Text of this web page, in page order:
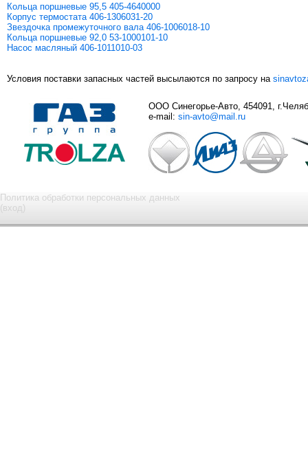
Кольца поршневые 95,5 405-4640000
Корпус термостата 406-1306031-20
Звездочка промежуточного вала 406-1006018-10
Кольца поршневые 92,0 53-1000101-10
Насос масляный 406-1011010-03
Условия поставки запасных частей высылаются по запросу на
ООО Синегорье-Авто, 454091,
e-mail: sin-avto@mail.ru
Политика обработки персональных данных
(вход)